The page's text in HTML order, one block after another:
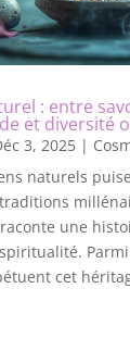
: entre
et diversité
3, 2025|
naturels
une
cet